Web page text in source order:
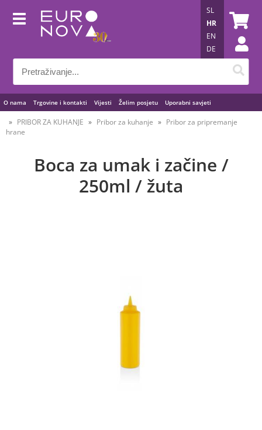
O nama Trgovine i kontakti Vijesti Želim posjetu Uporabni savjeti
SL
HR
EN
DE
PRIBOR ZA KUHANJE Pribor za kuhanje
Pribor za pripremanje
hrane
Boca za umak i začine /
250ml / žuta